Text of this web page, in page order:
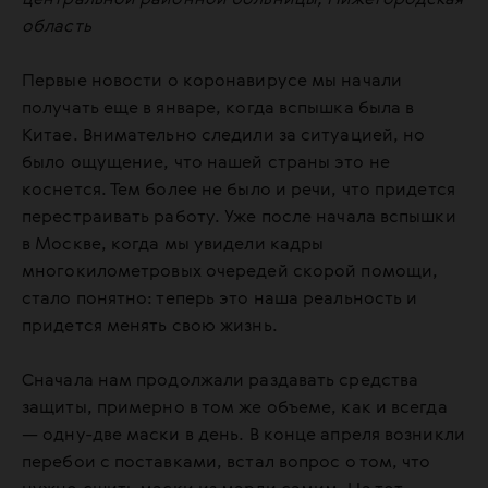
область
Первые новости о коронавирусе мы начали
получать еще в январе, когда вспышка была в
Китае. Внимательно следили за ситуацией, но
было ощущение, что нашей страны это не
коснется. Тем более не было и речи, что придется
перестраивать работу. Уже после начала вспышки
в Москве, когда мы увидели кадры
многокилометровых очередей скорой помощи,
стало понятно: теперь это наша реальность и
придется менять свою жизнь.
Сначала нам продолжали раздавать средства
защиты, примерно в том же объеме, как и всегда
— одну-две маски в день. В конце апреля возникли
перебои с поставками, встал вопрос о том, что